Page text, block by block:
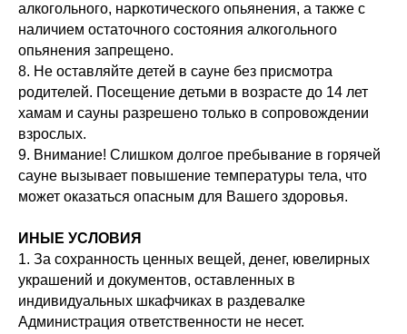
алкогольного, наркотического опьянения, а также с
наличием остаточного состояния алкогольного
опьянения запрещено.
8. Не оставляйте детей в сауне без присмотра
родителей. Посещение детьми в возрасте до 14 лет
хамам и сауны разрешено только в сопровождении
взрослых.
9. Внимание! Слишком долгое пребывание в горячей
сауне вызывает повышение температуры тела, что
может оказаться опасным для Вашего здоровья.
ИНЫЕ УСЛОВИЯ
1. За сохранность ценных вещей, денег, ювелирных
украшений и документов, оставленных в
индивидуальных шкафчиках в раздевалке
Администрация ответственности не несет.